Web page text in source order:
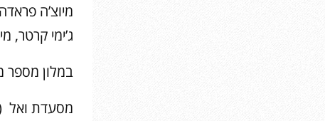
מיוצ’ה
ג’ימי קרטר,
במלון מספר